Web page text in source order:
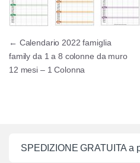
Navigazione articoli
← Calendario 2022 famiglia
family da 1 a 8 colonne da muro
12 mesi – 1 Colonna
SPEDIZIONE GRATUITA a